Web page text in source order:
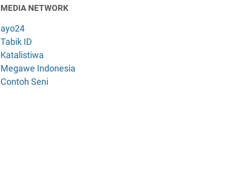
MEDIA NETWORK
ayo24
Tabik ID
Katalistiwa
Megawe Indonesia
Contoh Seni